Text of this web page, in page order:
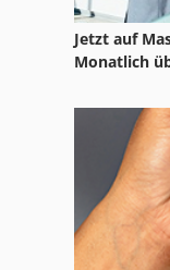
Jetzt auf
Monatlich